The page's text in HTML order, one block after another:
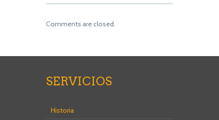
Comments are closed.
SERVICIOS
Historia